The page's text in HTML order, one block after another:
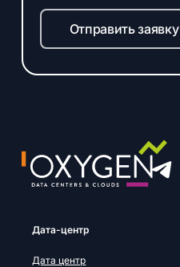
Отправить заявку
Дата-центр
Дата центр